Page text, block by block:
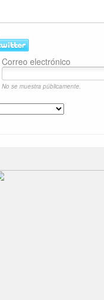
Correo electrónico
No se muestra públicamente.